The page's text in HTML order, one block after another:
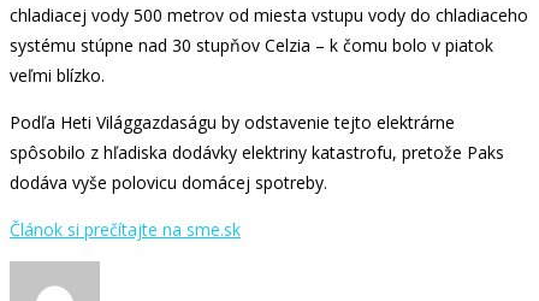
chladiacej vody 500 metrov od miesta vstupu vody do chladiaceho
systému stúpne nad 30 stupňov Celzia – k čomu bolo v piatok
veľmi blízko.
Podľa Heti Világgazdaságu by odstavenie tejto elektrárne
spôsobilo z hľadiska dodávky elektriny katastrofu, pretože Paks
dodáva vyše polovicu domácej spotreby.
Článok si prečítajte na sme.sk